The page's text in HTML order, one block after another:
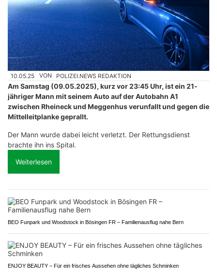
10.05.25 VON POLIZEI.NEWS REDAKTION
Am Samstag (09.05.2025), kurz vor 23:45 Uhr, ist ein 21-
jähriger Mann mit seinem Auto auf der Autobahn A1
zwischen Rheineck und Meggenhus verunfallt und gegen die
Mittelleitplanke geprallt.
Der Mann wurde dabei leicht verletzt. Der Rettungsdienst
brachte ihn ins Spital.
Weiterlesen
BEO Funpark und Woodstock in Bösingen FR – Familienausflug nahe Bern
ENJOY BEAUTY – Für ein frisches Aussehen ohne tägliches Schminken